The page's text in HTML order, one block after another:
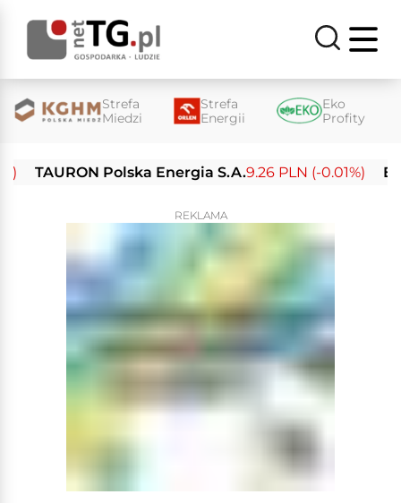
Strefa
Miedzi
Strefa
Energii
Eko
Profity
Polska Energia S.A.9.26 PLN (-0.01%) Enea
REKLAMA